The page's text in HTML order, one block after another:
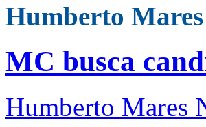
Humberto
MC busca
Humberto Mares